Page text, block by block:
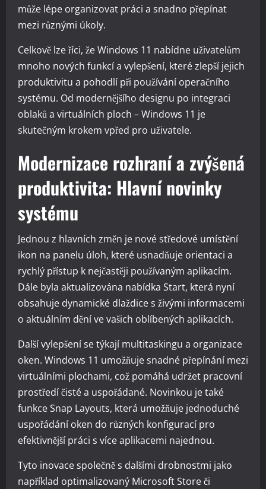
může lépe organizovat práci a snadno přepínat
mezi různými úkoly.
Celkově lze říci, že Windows 11 nabídne uživatelům
mnoho nových funkcí a vylepšení, které zlepší jejich
produktivitu a pohodlí při používání operačního
systému. Od modernějšího designu po integraci
oblaků a virtuálních ploch – Windows 11 je
skutečným krokem vpřed pro uživatele.
Modernizace rozhraní a zvýšená
produktivita: Hlavní novinky
systému
Jednou z hlavních změn je nové středové umístění
ikon na panelu úloh, které usnadňuje orientaci a
rychlý přístup k nejčastěji používaným aplikacím.
Dále byla aktualizována nabídka Start, která nyní
obsahuje dynamické dlaždice s živými informacemi
o aktuálním dění ve vašich oblíbených aplikacích.
Další vylepšení se týkají multitaskingu a organizace
oken. Windows 11 umožňuje snadné přepínání mezi
virtuálními plochami, což pomáhá udržet pracovní
prostředí čisté a uspořádané. Novinkou je také
funkce Snap Layouts, která umožňuje jednoduché
uspořádání oken do různých konfigurací pro
efektivnější práci s více aplikacemi najednou.
Tyto inovace společně s dalšími drobnostmi jako
například optimalizovaný Microsoft Store či